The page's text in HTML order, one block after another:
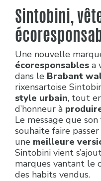
Sintobini,
Une nouvelle
écoresponsables a
dans le Brabant
rixensartoise
style urbain, tout
d’honneur à
Le message que
souhaite faire
une meilleure
Sintobini vient
marques vantant le
des habits vendus.